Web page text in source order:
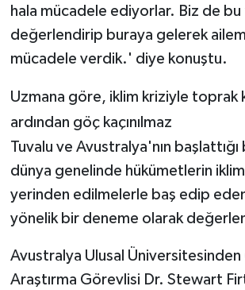
hala mücadele ediyorlar. Biz de bu
değerlendirip buraya gelerek
mücadele verdik.' diye konuştu.
Uzmana göre, iklim kriziyle toprak
ardından göç kaçınılmaz
Tuvalu ve Avustralya'nın başlattığı
dünya genelinde hükümetlerin iklim
yerinden edilmelerle baş edip
yönelik bir deneme olarak
Avustralya Ulusal Üniversitesinden
Araştırma Görevlisi Dr. Stewart